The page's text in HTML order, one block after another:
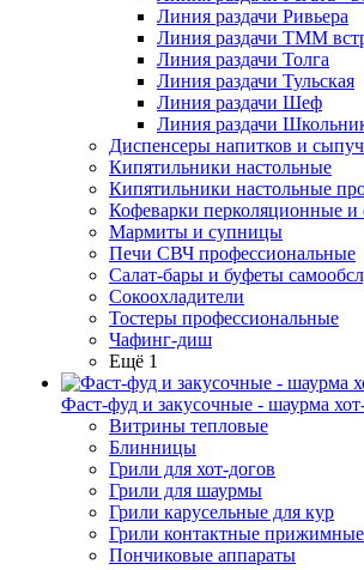
Линия раздачи Ривьера
Линия раздачи ТММ
Линия раздачи Толга
Линия раздачи Тульская
Линия раздачи Шеф
Линия раздачи
Диспенсеры напитков и
Кипятильники настольные
Кипятильники настольные
Кофеварки перколяционные и
Мармиты и супницы
Печи СВЧ профессиональные
Салат-бары и буфеты
Сокоохладители
Тостеры профессиональные
Чафинг-диш
Ещё 1
Фаст-фуд и закусочные - шаурма
Витрины тепловые
Блинницы
Грили для хот-догов
Грили для шаурмы
Грили карусельные для кур
Грили контактные прижимные
Пончиковые аппараты